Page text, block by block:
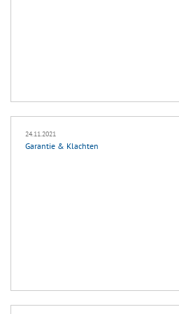
24.11.2021
Garantie & Klachten